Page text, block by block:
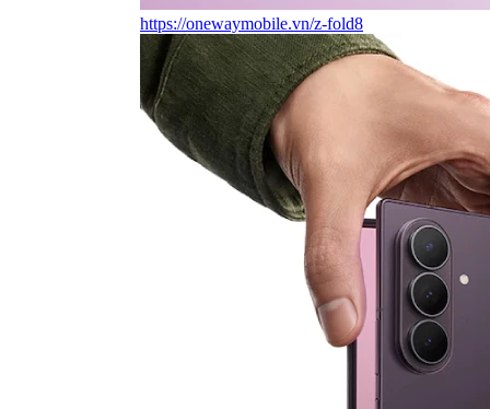
https://onewaymobile.vn/z-fold8